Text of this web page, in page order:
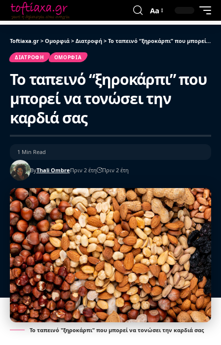
Aa
Toftiaxa.gr > Ομορφιά > Διατροφή > Το ταπεινό “ξηροκάρπι” που μπορεί να τονώσει την καρδιά σας
ΔΙΑΤΡΟΦΉ ΟΜΟΡΦΙΆ
Το ταπεινό “ξηροκάρπι” που
μπορεί να τονώσει την
καρδιά σας
ByThali OmbreΠριν 2 έτη Πριν 2 έτη
1 Min Read
Το ταπεινό "ξηροκάρπι" που μπορεί να τονώσει την καρδιά σας